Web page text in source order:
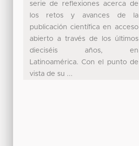
serie de reflexiones acerca de
los retos y avances de la
publicación científica en acceso
abierto a través de los últimos
dieciséis años, en
Latinoamérica. Con el punto de
vista de su ...